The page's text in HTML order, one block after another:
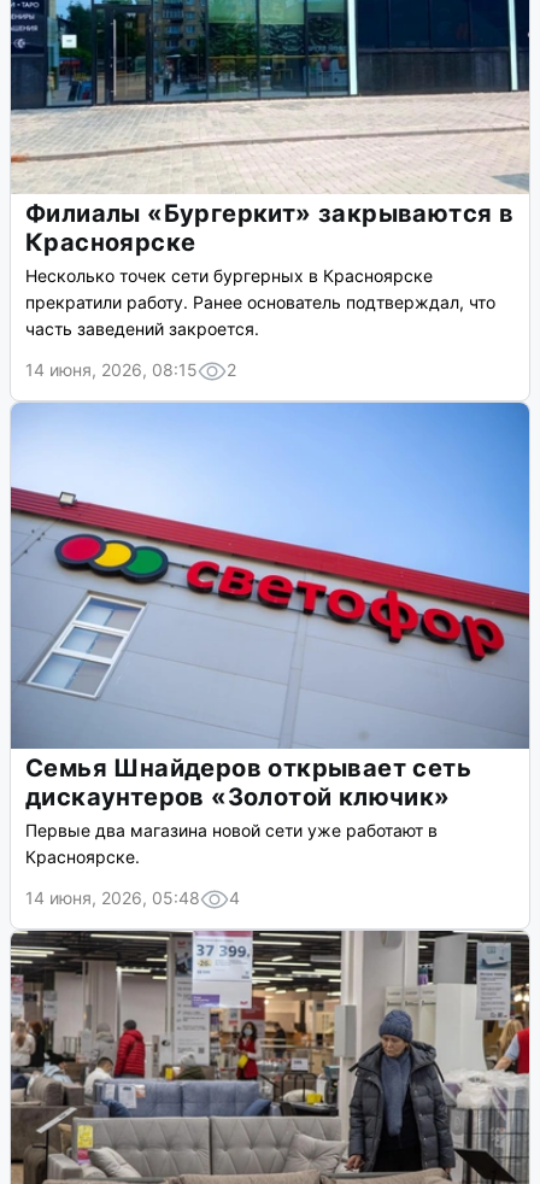
Филиалы «Бургеркит» закрываются в
Красноярске
Несколько точек сети бургерных в Красноярске
прекратили работу. Ранее основатель подтверждал, что
часть заведений закроется.
14 июня, 2026, 08:15
2
Семья Шнайдеров открывает сеть
дискаунтеров «Золотой ключик»
Первые два магазина новой сети уже работают в
Красноярске.
14 июня, 2026, 05:48
4